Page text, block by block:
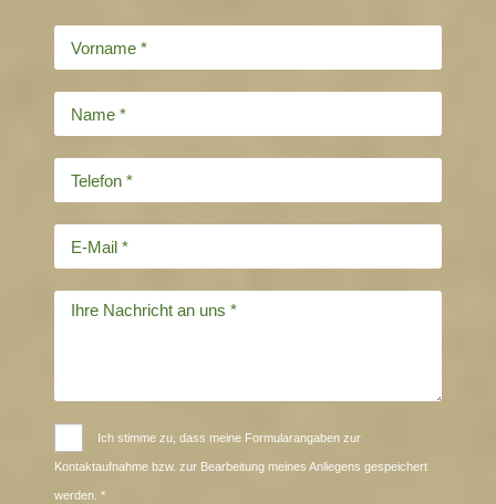
Ich stimme zu, dass meine Formularangaben zur
Kontaktaufnahme bzw. zur Bearbeitung meines Anliegens gespeichert
werden. *